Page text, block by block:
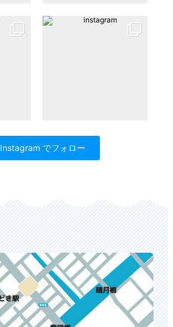
Instagram でフォロー